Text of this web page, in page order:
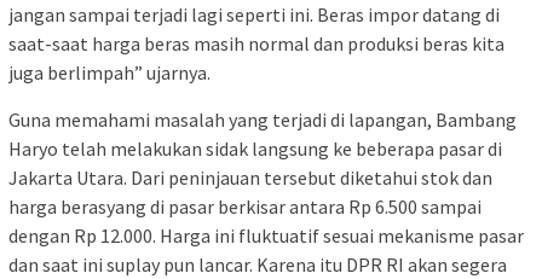
jangan sampai terjadi lagi seperti ini. Beras impor datang di
saat-saat harga beras masih normal dan produksi beras kita
juga berlimpah” ujarnya.
Guna memahami masalah yang terjadi di lapangan, Bambang
Haryo telah melakukan sidak langsung ke beberapa pasar di
Jakarta Utara. Dari peninjauan tersebut diketahui stok dan
harga berasyang di pasar berkisar antara Rp 6.500 sampai
dengan Rp 12.000. Harga ini fluktuatif sesuai mekanisme pasar
dan saat ini suplay pun lancar. Karena itu DPR RI akan segera